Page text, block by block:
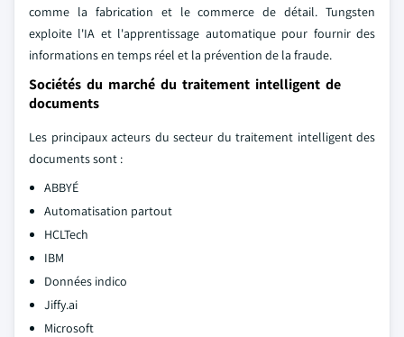
comme la fabrication et le commerce de détail. Tungsten
exploite l'IA et l'apprentissage automatique pour fournir des
informations en temps réel et la prévention de la fraude.
Sociétés du marché du traitement intelligent de
documents
Les principaux acteurs du secteur du traitement intelligent des
documents sont :
ABBYÉ
Automatisation partout
HCLTech
IBM
Données indico
Jiffy.ai
Microsoft